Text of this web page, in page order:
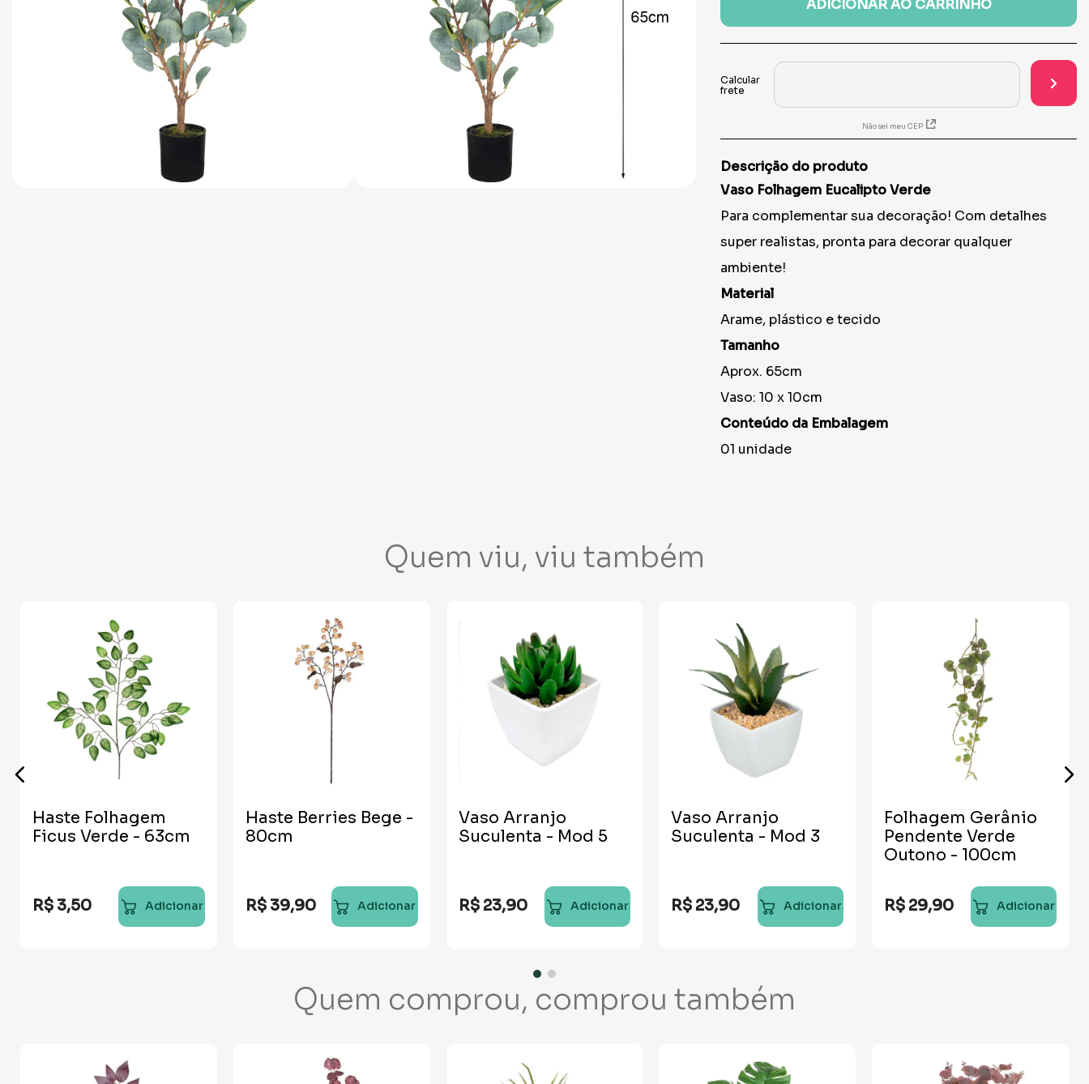
copo
ADICIONAR AO CARRINHO
Não sei meu CEP
Descrição do produto
Vaso Folhagem Eucalipto Verde
Para complementar sua decoração! Com detalhes
super realistas, pronta para decorar qualquer
ambiente!
Material
Arame, plástico e tecido
Tamanho
Aprox. 65cm
Vaso: 10 x 10cm
Conteúdo da Embalagem
01 unidade
Quem viu, viu também
Haste Folhagem
Ficus Verde - 63cm
R$ 3,50 Adicionar
Haste Berries Bege -
80cm
R$ 39,90 Adicionar
Vaso Arranjo
Suculenta - Mod 5
R$ 23,90 Adicionar
Vaso Arranjo
Suculenta - Mod 3
R$ 23,90 Adicionar
Folhagem Gerânio
Pendente Verde
Outono - 100cm
R$ 29,90 Adicionar
Quem comprou, comprou também